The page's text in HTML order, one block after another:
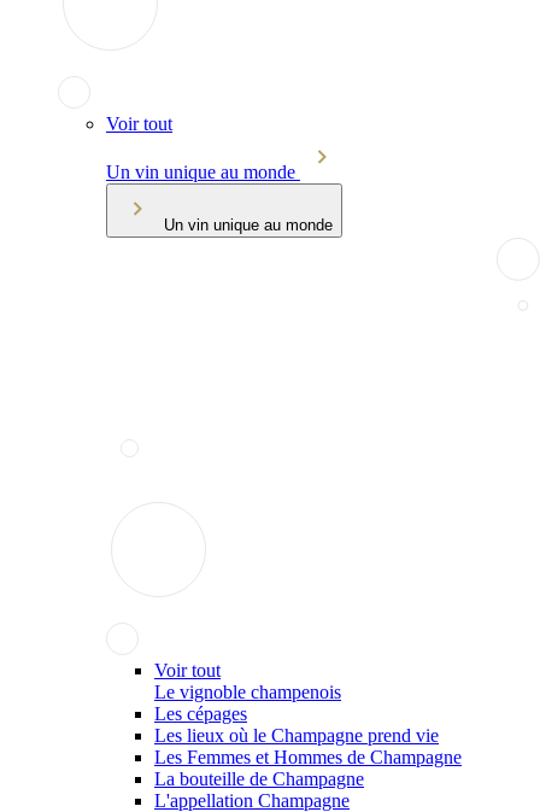
Voir tout
Un vin unique au monde
Un vin unique au monde
Voir tout
Le vignoble champenois
Les cépages
Les lieux où le Champagne prend vie
Les Femmes et Hommes de Champagne
La bouteille de Champagne
L'appellation Champagne